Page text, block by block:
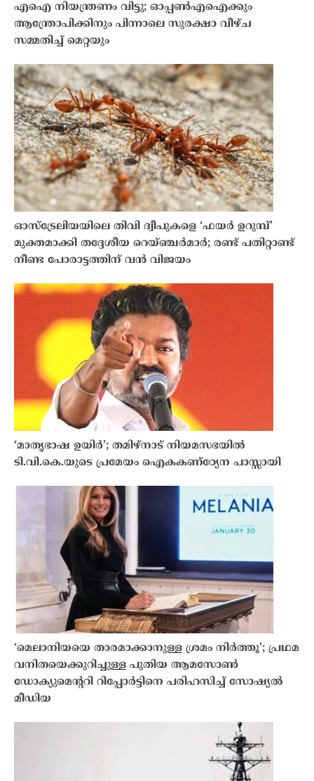
എഐ നിയന്ത്രണം വിട്ടു; ഓപ്പൺഎഐക്കും
ആന്ത്രോപിക്കിനും പിന്നാലെ സുരക്ഷാ വീഴ്ച
സമ്മതിച്ച് മെറ്റയും
ഓസ്‌ട്രേലിയയിലെ തിവി ദ്വീപുകളെ ‘ഫയർ ഉറുമ്പ്’
മുക്തമാക്കി തദ്ദേശീയ റെയ്ഞ്ചർമാർ; രണ്ട് പതിറ്റാണ്ട്
നീണ്ട പോരാട്ടത്തിന് വൻ വിജയം
‘മാതൃഭാഷ ഉയിർ’; തമിഴ്‌നാട് നിയമസഭയിൽ
ടി.വി.കെ.യുടെ പ്രമേയം ഐകകണ്ഠ്യേന പാസ്സായി
‘മെലാനിയയെ താരമാക്കാനുള്ള ശ്രമം നിർത്തൂ’; പ്രഥമ
വനിതയെക്കുറിച്ചുള്ള പുതിയ ആമസോൺ
ഡോക്യുമെന്ററി റിപ്പോർട്ടിനെ പരിഹസിച്ച് സോഷ്യൽ
മീഡിയ